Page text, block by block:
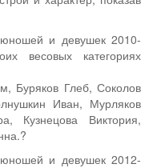
и девушек 2010-
весовых категориях
Буряков Глеб, Соколов
Иван, Мурляков
Кузнецова Виктория,
и девушек 2012-